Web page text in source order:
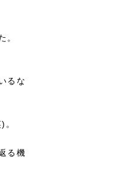
。
るな
る機